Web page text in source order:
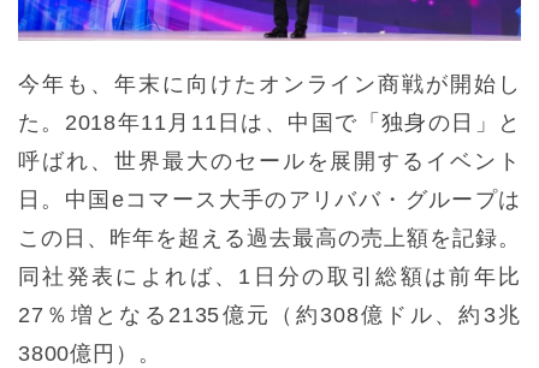
今年も、年末に向けたオンライン商戦が開始し
た。2018年11月11日は、中国で「独身の日」と
呼ばれ、世界最大のセールを展開するイベント
日。中国eコマース大手のアリババ・グループは
この日、昨年を超える過去最高の売上額を記録。
同社発表によれば、1日分の取引総額は前年比
27％増となる2135億元（約308億ドル、約3兆
3800億円）。